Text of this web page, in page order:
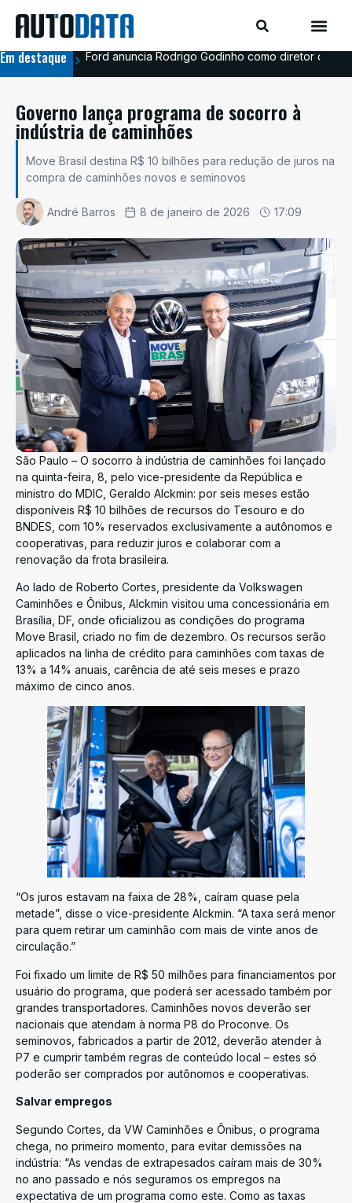
Em destaque Ford anuncia Rodrigo Godinho como diretor de
Governo lança programa de socorro à
indústria de caminhões
Move Brasil destina R$ 10 bilhões para redução de juros na
compra de caminhões novos e seminovos
André Barros 8 de janeiro de 2026 17:09
São Paulo – O socorro à indústria de caminhões foi lançado
na quinta-feira, 8, pelo vice-presidente da República e
ministro do MDIC, Geraldo Alckmin: por seis meses estão
disponíveis R$ 10 bilhões de recursos do Tesouro e do
BNDES, com 10% reservados exclusivamente a autônomos e
cooperativas, para reduzir juros e colaborar com a
renovação da frota brasileira.
Ao lado de Roberto Cortes, presidente da Volkswagen
Caminhões e Ônibus, Alckmin visitou uma concessionária em
Brasília, DF, onde oficializou as condições do programa
Move Brasil, criado no fim de dezembro. Os recursos serão
aplicados na linha de crédito para caminhões com taxas de
13% a 14% anuais, carência de até seis meses e prazo
máximo de cinco anos.
“Os juros estavam na faixa de 28%, caíram quase pela
metade”, disse o vice-presidente Alckmin. “A taxa será menor
para quem retirar um caminhão com mais de vinte anos de
circulação.”
Foi fixado um limite de R$ 50 milhões para financiamentos por
usuário do programa, que poderá ser acessado também por
grandes transportadores. Caminhões novos deverão ser
nacionais que atendam à norma P8 do Proconve. Os
seminovos, fabricados a partir de 2012, deverão atender à
P7 e cumprir também regras de conteúdo local – estes só
poderão ser comprados por autônomos e cooperativas.
Salvar empregos
Segundo Cortes, da VW Caminhões e Ônibus, o programa
chega, no primeiro momento, para evitar demissões na
indústria: “As vendas de extrapesados caíram mais de 30%
no ano passado e nós seguramos os empregos na
expectativa de um programa como este. Como as taxas